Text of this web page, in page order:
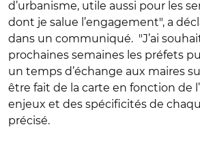
d’urbanisme, utile aussi pour les
dont je salue l’engagement", a
dans un communiqué. "J’ai
prochaines semaines les préfets
un temps d’échange aux maires
être fait de la carte en fonction de
enjeux et des spécificités de
précisé.